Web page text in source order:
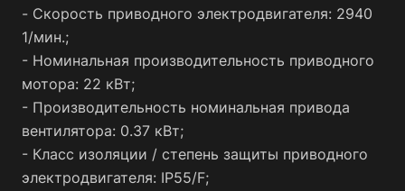
- Скорость приводного электродвигателя: 2940
1/мин.;
- Номинальная производительность приводного
мотора: 22 кВт;
- Производительность номинальная привода
вентилятора: 0.37 кВт;
- Класс изоляции / степень защиты приводного
электродвигателя: IP55/F;